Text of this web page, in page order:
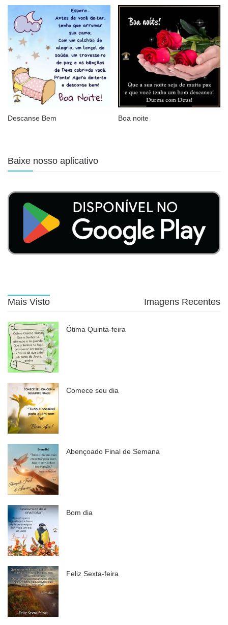
Descanse Bem Boa noite
Baixe nosso aplicativo
Mais Visto Imagens Recentes
Ótima Quinta-feira
Comece seu dia
Abençoado Final de Semana
Bom dia
Feliz Sexta-feira